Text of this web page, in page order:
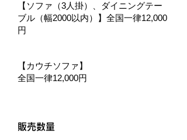
【ソファ（3人掛）、ダイニングテー
ブル（幅2000以内）】全国一律12,000
円
【カウチソファ】
全国一律12,000円
販売数量